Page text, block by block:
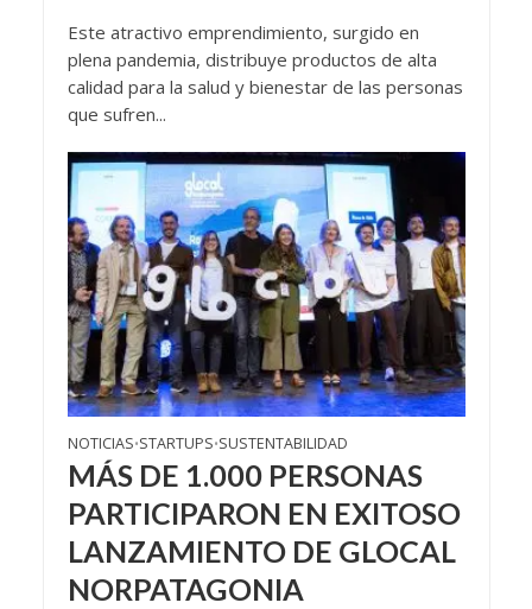
Este atractivo emprendimiento, surgido en
plena pandemia, distribuye productos de alta
calidad para la salud y bienestar de las personas
que sufren...
NOTICIAS•STARTUPS•SUSTENTABILIDAD
MÁS DE 1.000 PERSONAS
PARTICIPARON EN EXITOSO
LANZAMIENTO DE GLOCAL
NORPATAGONIA